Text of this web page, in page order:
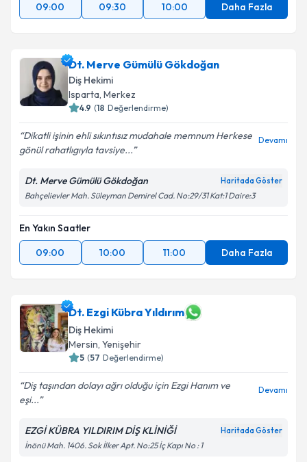
09:00
09:30 10:00 Daha Fazla
Dt. Merve Gümülü Gökdoğan
Diş Hekimi
Isparta, Merkez
4.9 (18 Değerlendirme)
Dikatli işinin ehli sıkıntısız mudahale memnum Herkese
gönül rahatlıgıyla tavsiye...
Devamı
Dt. Merve Gümülü Gökdoğan Haritada Göster
Bahçelievler Mah. Süleyman Demirel Cad. No:29/31 Kat:1 Daire:3
En Yakın Saatler
09:00
10:00 11:00 Daha Fazla
Dt. Ezgi Kübra Yıldırım
Diş Hekimi
Mersin, Yenişehir
5 (57 Değerlendirme)
Diş taşından dolayı ağrı olduğu için Ezgi Hanım ve
eşi...
Devamı
EZGİ KÜBRA YILDIRIM DİŞ KLİNİĞİ Haritada Göster
İnönü Mah. 1406. Sok İlker Apt. No:25 İç Kapı No : 1